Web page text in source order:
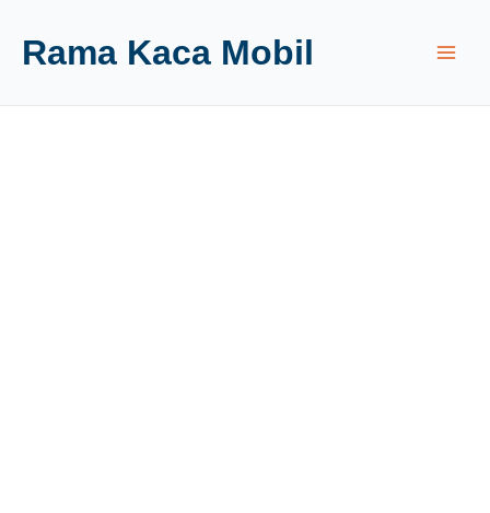
Rama Kaca Mobil